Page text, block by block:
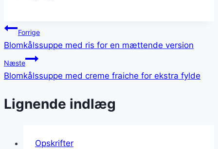
Indlægsnavigation
Forrige
Blomkålssuppe med ris for en mættende version
Næste
Blomkålssuppe med creme fraiche for ekstra fylde
Lignende indlæg
Opskrifter